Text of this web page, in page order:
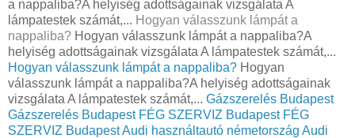
a nappaliba?A helyiség adottságainak vizsgálata A
lámpatestek számát,... Hogyan válasszunk lámpát a
nappaliba? Hogyan válasszunk lámpát a nappaliba?A
helyiség adottságainak vizsgálata A lámpatestek számát,...
Hogyan válasszunk lámpát a nappaliba? Hogyan
válasszunk lámpát a nappaliba?A helyiség adottságainak
vizsgálata A lámpatestek számát,... Gázszerelés Budapest
Gázszerelés Budapest FÉG SZERVIZ Budapest FÉG
SZERVIZ BudapestAudi használtautó németország Audi